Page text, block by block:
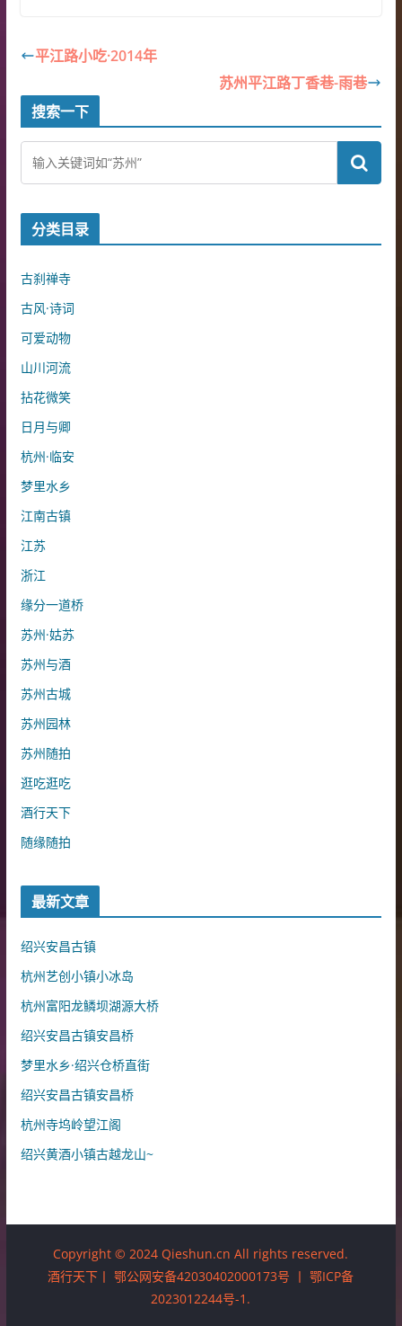
平江路小吃·2014年
苏州平江路丁香巷-雨巷
搜索一下
分类目录
古刹禅寺
古风·诗词
可爱动物
山川河流
拈花微笑
日月与卿
杭州·临安
梦里水乡
江南古镇
江苏
浙江
缘分一道桥
苏州·姑苏
苏州与酒
苏州古城
苏州园林
苏州随拍
逛吃逛吃
酒行天下
随缘随拍
最新文章
绍兴安昌古镇
杭州艺创小镇小冰岛
杭州富阳龙鳞坝湖源大桥
绍兴安昌古镇安昌桥
梦里水乡·绍兴仓桥直街
绍兴安昌古镇安昌桥
杭州寺坞岭望江阁
绍兴黄酒小镇古越龙山~
Copyright © 2024 Qieshun.cn All rights reserved.
酒行天下丨鄂公网安备42030402000173号 丨鄂ICP备
2023012244号-1 .